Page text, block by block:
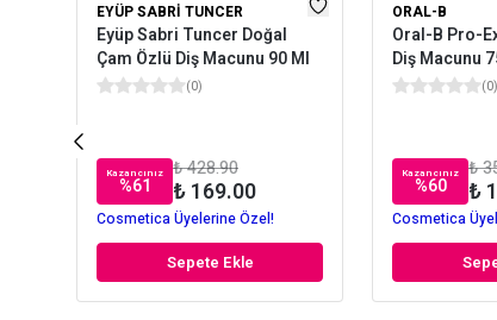
EYÜP SABRI TUNCER
Eyüp Sabri Tuncer Doğal
Çam Özlü Diş Macunu 90 Ml
(0)
Kazancınız
%61
₺ 428.90
₺ 169.00
Cosmetica Üyelerine Özel!
Sepete Ekle
ORAL-B
Oral-B Pro-
Diş Macunu
(0)
Kazancınız
%60
₺
₺
Cosmetica